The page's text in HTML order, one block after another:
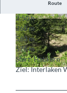
© Berner Wanderwege,
© Berner Wanderwege
Route
2:50 h
260 m
563 m
576 m
Start: Habkern
Ziel: Interlaken